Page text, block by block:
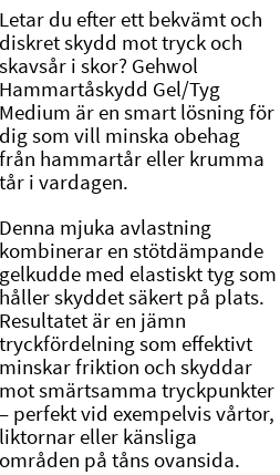
Letar du efter ett bekvämt och
diskret skydd mot tryck och
skavsår i skor? Gehwol
Hammartåskydd Gel/Tyg
Medium är en smart lösning för
dig som vill minska obehag
från hammartår eller krumma
tår i vardagen.
Denna mjuka avlastning
kombinerar en stötdämpande
gelkudde med elastiskt tyg som
håller skyddet säkert på plats.
Resultatet är en jämn
tryckfördelning som effektivt
minskar friktion och skyddar
mot smärtsamma tryckpunkter
– perfekt vid exempelvis vårtor,
liktornar eller känsliga
områden på tåns ovansida.